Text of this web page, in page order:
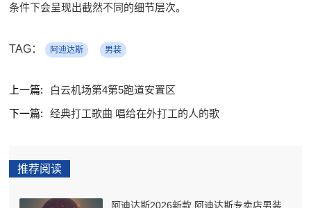
条件下会呈现出截然不同的细节层次。
TAG： 阿迪达斯 男装
上一篇:
白云机场第4第5跑道安置区
下一篇:
经典打工歌曲 唱给在外打工的人的歌
推荐阅读
阿迪达斯2026新款 阿迪达斯专卖店男装